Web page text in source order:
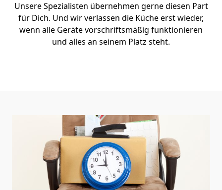
Unsere Spezialisten übernehmen gerne diesen Part
für Dich. Und wir verlassen die Küche erst wieder,
wenn alle Geräte vorschriftsmäßig funktionieren
und alles an seinem Platz steht.